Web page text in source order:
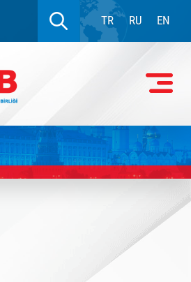
TR RU EN